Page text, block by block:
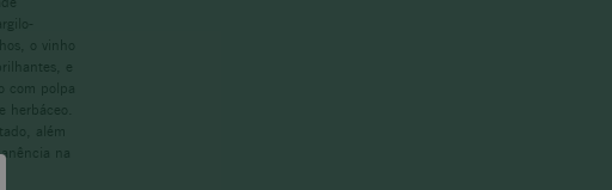
o vinho
e
com polpa
além
na